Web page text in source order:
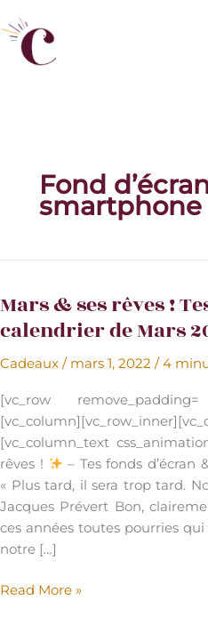
au
contenu
Fond
smartphone
Mars & ses rêves !
calendrier de Mars
Cadeaux / mars 1, 2022 /4
[vc_row
[vc_column_text
rêves !
– Tes fonds d’écran
« Plus tard, il sera trop tard.
Jacques Prévert Bon,
ces années toutes pourries
notre […]
Mars
Read More »